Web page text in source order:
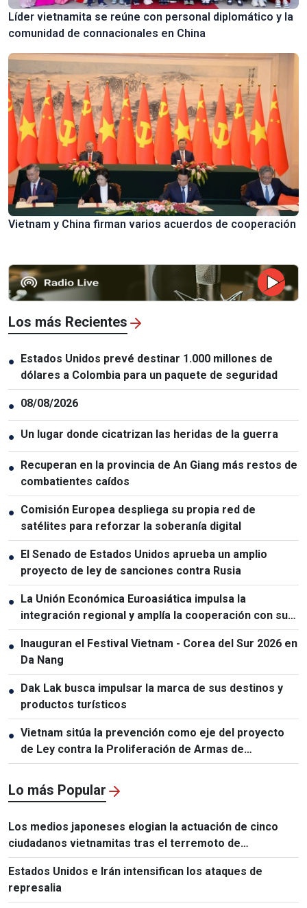
Líder vietnamita se reúne con personal diplomático y la
comunidad de connacionales en China
Vietnam y China firman varios acuerdos de cooperación
Los más Recientes
● Estados Unidos prevé destinar 1.000 millones de
dólares a Colombia para un paquete de seguridad
● 08/08/2026
● Un lugar donde cicatrizan las heridas de la guerra
● Recuperan en la provincia de An Giang más restos de
combatientes caídos
● Comisión Europea despliega su propia red de
satélites para reforzar la soberanía digital
● El Senado de Estados Unidos aprueba un amplio
proyecto de ley de sanciones contra Rusia
● La Unión Económica Euroasiática impulsa la
integración regional y amplía la cooperación con sus
socios
● Inauguran el Festival Vietnam - Corea del Sur 2026 en
Da Nang
● Dak Lak busca impulsar la marca de sus destinos y
productos turísticos
● Vietnam sitúa la prevención como eje del proyecto
de Ley contra la Proliferación de Armas de
Destrucción Masiva
Lo más Popular
Los medios japoneses elogian la actuación de cinco
ciudadanos vietnamitas tras el terremoto de
Kumamoto
Estados Unidos e Irán intensifican los ataques de
represalia